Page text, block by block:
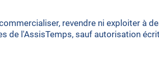
revendre ni exploiter à
de l'AssisTemps, sauf autorisation